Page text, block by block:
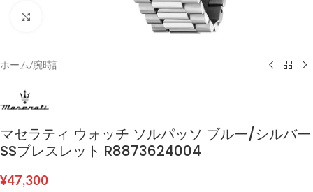
ホーム/腕時計
マセラティ ウォッチ ソルパッソ ブルー/シルバー
SSブレスレット R8873624004
¥47,300